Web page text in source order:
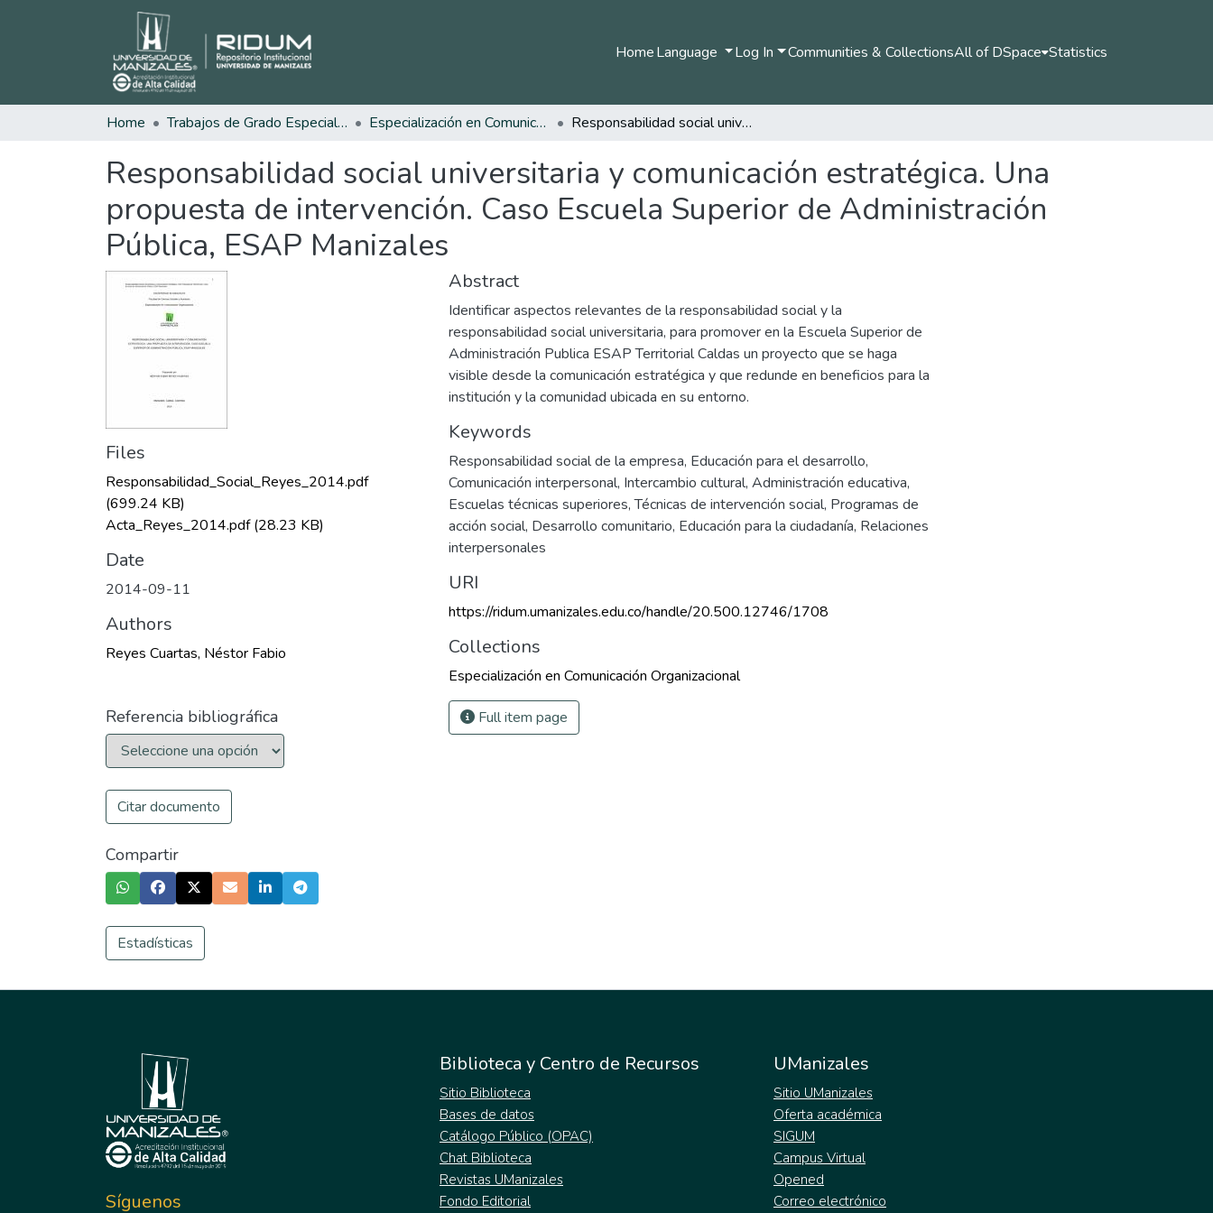
HomeLanguage Log In Communities & CollectionsAll of DSpace Statistics
Home Trabajos de Grado Especializaciones Especialización en Comunicación Organizacional Responsabilidad social universitaria y comunicación estratégica. Una propuesta de intervención. Caso Escuela Superior de Administración Pública, ESAP Manizales
Responsabilidad social universitaria y comunicación estratégica. Una
propuesta de intervención. Caso Escuela Superior de Administración
Pública, ESAP Manizales
Files
Responsabilidad_Social_Reyes_2014.pdf
(699.24 KB)
Acta_Reyes_2014.pdf(28.23 KB)
Date
2014-09-11
Authors
Reyes Cuartas, Néstor Fabio
Referencia bibliográfica
Citar documento
Compartir
Estadísticas
Abstract
Identificar aspectos relevantes de la responsabilidad social y la
responsabilidad social universitaria, para promover en la Escuela Superior de
Administración Publica ESAP Territorial Caldas un proyecto que se haga
visible desde la comunicación estratégica y que redunde en beneficios para la
institución y la comunidad ubicada en su entorno.
Keywords
Responsabilidad social de la empresa, Educación para el desarrollo,
Comunicación interpersonal, Intercambio cultural, Administración educativa,
Escuelas técnicas superiores,Técnicas de intervención social, Programas de
acción social, Desarrollo comunitario, Educación para la ciudadanía, Relaciones
interpersonales
URI
https://ridum.umanizales.edu.co/handle/20.500.12746/1708
Collections
Especialización en Comunicación Organizacional
Full item page
Síguenos
Biblioteca y Centro de Recursos
Sitio Biblioteca
Bases de datos
Catálogo Público (OPAC)
Chat Biblioteca
Revistas UManizales
Fondo Editorial
UManizales
Sitio UManizales
Oferta académica
SIGUM
Campus Virtual
Opened
Correo electrónico